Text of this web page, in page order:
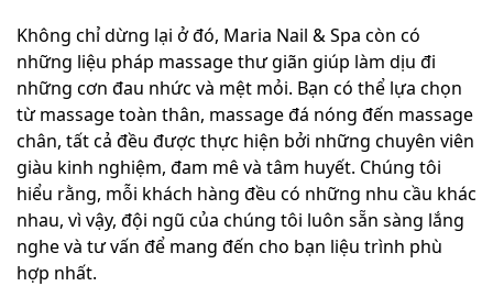
Không chỉ dừng lại ở đó, Maria Nail & Spa còn có
những liệu pháp massage thư giãn giúp làm dịu đi
những cơn đau nhức và mệt mỏi. Bạn có thể lựa chọn
từ massage toàn thân, massage đá nóng đến massage
chân, tất cả đều được thực hiện bởi những chuyên viên
giàu kinh nghiệm, đam mê và tâm huyết. Chúng tôi
hiểu rằng, mỗi khách hàng đều có những nhu cầu khác
nhau, vì vậy, đội ngũ của chúng tôi luôn sẵn sàng lắng
nghe và tư vấn để mang đến cho bạn liệu trình phù
hợp nhất.